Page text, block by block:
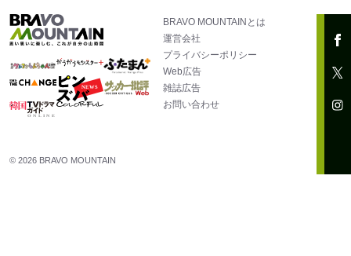
BRAVO MOUNTAINとは
運営会社
プライバシーポリシー
Web広告
雑誌広告
お問い合わせ
© 2026 BRAVO MOUNTAIN